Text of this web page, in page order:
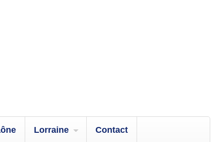
Lorraine Contact